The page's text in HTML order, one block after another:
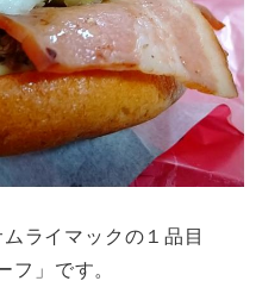
ライマックの１品目
フ」です。